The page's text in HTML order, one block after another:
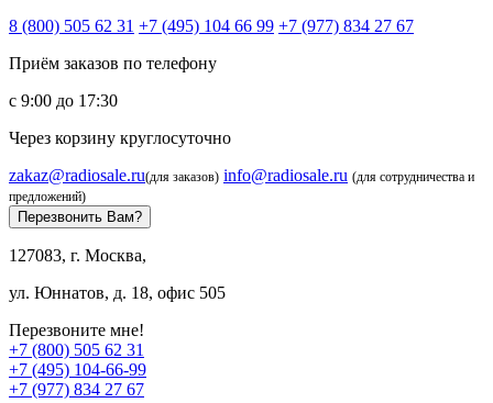
8 (800) 505 62 31 +7 (495) 104 66 99 +7 (977) 834 27 67
Приём заказов по телефону
с 9:00 до 17:30
Через корзину круглосуточно
zakaz@radiosale.ru(для заказов) info@radiosale.ru (для сотрудничества и
предложений)
Перезвонить Вам?
127083, г. Москва,
ул. Юннатов, д. 18, офис 505
Перезвоните мне!
+7 (800) 505 62 31
+7 (495) 104-66-99
+7 (977) 834 27 67